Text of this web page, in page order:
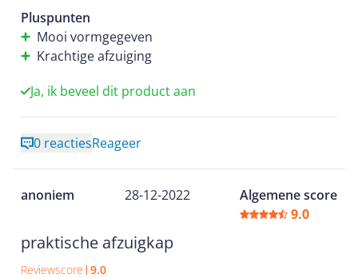
verwachtingen.
Pluspunten
Mooi vormgegeven
Krachtige afzuiging
Ja, ik beveel dit product aan
0 reactiesReageer
anoniem 28-12-2022
Algemene score
9.0
praktische afzuigkap
Reviewscore 9.0